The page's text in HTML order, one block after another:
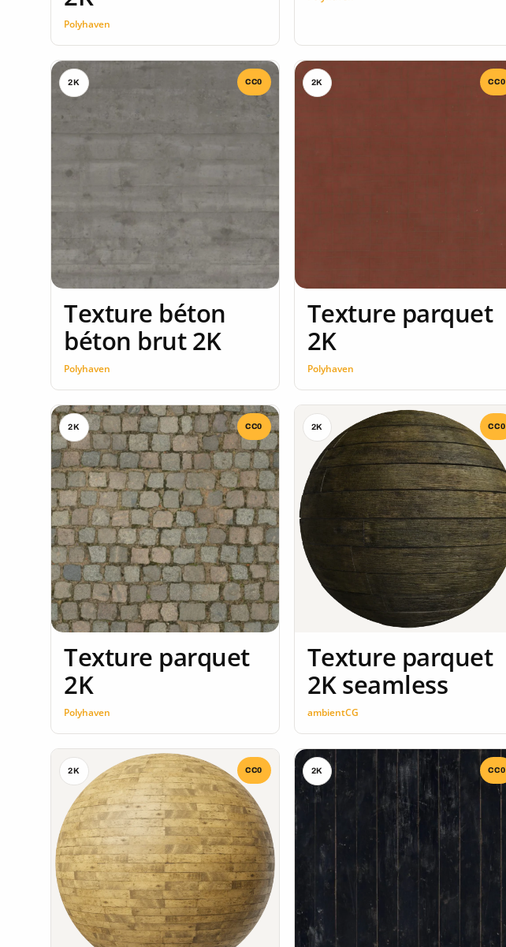
Polyhaven
2K CC0
Texture béton
béton brut 2K
Polyhaven
2K CC0
Texture parquet
2K
Polyhaven
2K CC0
Texture parquet
2K
Polyhaven
2K CC0
Texture parquet
2K seamless
ambientCG
2K CC0 2K CC0